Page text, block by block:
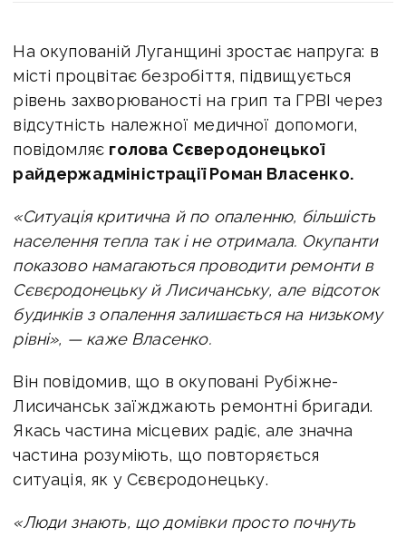
На окупованій Луганщині зростає напруга: в
місті процвітає безробіття, підвищується
рівень захворюваності на грип та ГРВІ через
відсутність належної медичної допомоги,
повідомляє голова Сєверодонецької
райдержадміністрації Роман Власенко.
«Ситуація критична й по опаленню, більшість
населення тепла так і не отримала. Окупанти
показово намагаються проводити ремонти в
Сєвєродонецьку й Лисичанську, але відсоток
будинків з опалення залишається на низькому
рівні», — каже Власенко.
Він повідомив, що в окуповані Рубіжне-
Лисичанськ заїжджають ремонтні бригади.
Якась частина місцевих радіє, але значна
частина розуміють, що повторяється
ситуація, як у Сєвєродонецьку.
«Люди знають, що домівки просто почнуть